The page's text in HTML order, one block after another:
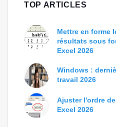
TOP ARTICLES
Mettre en forme
résultats sous
Excel 2026
Windows :
travail 2026
Ajuster l'ordre
Excel 2026